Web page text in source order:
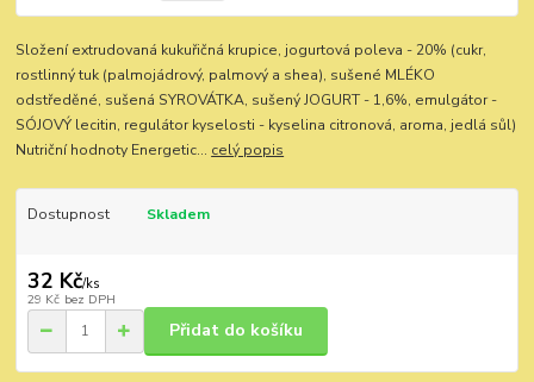
Složení extrudovaná kukuřičná krupice, jogurtová poleva - 20% (cukr,
rostlinný tuk (palmojádrový, palmový a shea), sušené MLÉKO
odstředěné, sušená SYROVÁTKA, sušený JOGURT - 1,6%, emulgátor -
SÓJOVÝ lecitin, regulátor kyselosti - kyselina citronová, aroma, jedlá sůl)
Nutriční hodnoty Energetic... celý popis
Dostupnost Skladem
32 Kč/ks
29 Kč bez DPH
Přidat do košíku